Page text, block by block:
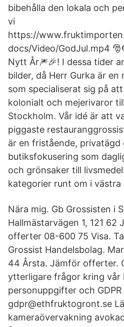
bibehålla den lokala och
vi
https://
docs/Video/GodJul.mp4
Nytt År🎆🎉! I dessa tider
bilder, då Herr Gurka är
som specialiserat sig på
kolonialt och mejerivaror
Stockholm. Vår idé är att
piggaste
är en fristående,
butiksfokusering som
och grönsaker till
kategorier runt om i västra
Nära mig. Gb Grossisten i
Hallmästarvägen 1, 121
offerter 08-600 75 Visa.
Grossist Handelsbolag.
44 Årsta. Jämför offerter.
ytterligare frågor kring vår
personuppgifter och
gdpr@ethfruktogront.se
kameraövervakning